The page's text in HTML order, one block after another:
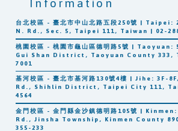
台北校區 - 臺北市中山北路五段250號 |
N. Rd., Sec. 5, Taipei 111, Taiwan | 02-
桃園校區 - 桃園市龜山區德明路5號 |
Gui Shan District, Taoyuan County 333,
7001
基河校區 - 臺北市基河路130號4樓 | Jihe: 3F-
Rd., Shihlin District, Taipei City 111,
4564
金門校區 - 金門縣金沙鎮德明路105號 |
Rd., Jinsha Township, Kinmen County
355-233
Information